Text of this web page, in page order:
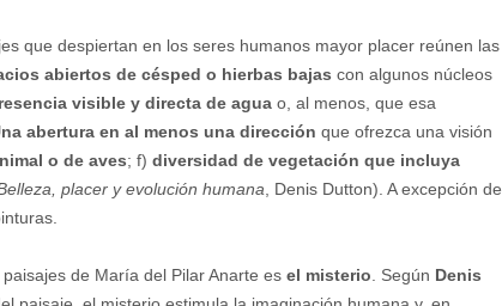
que despiertan en los seres humanos mayor placer reúnen las
abiertos de césped o hierbas bajas con algunos núcleos
visible y directa de agua o, al menos, que esa
abertura en al menos una dirección que ofrezca una visión
o de aves; f) diversidad de vegetación que incluya
placer y evolución humana , Denis Dutton). A excepción de
de María del Pilar Anarte es el misterio . Según Denis